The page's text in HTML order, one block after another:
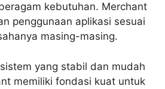
kebutuhan. Merchant
penggunaan aplikasi sesuai
masing-masing.
yang stabil dan mudah
memiliki fondasi kuat untuk